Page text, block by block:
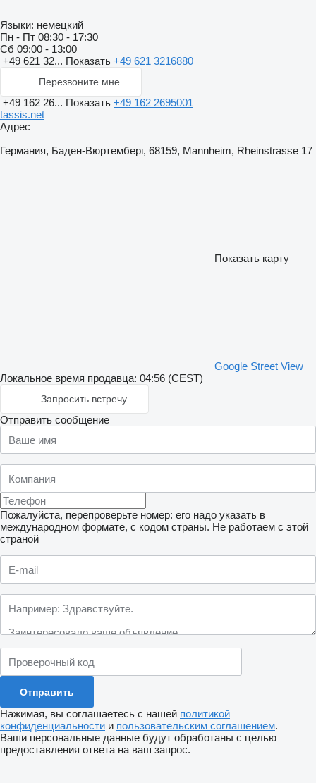
Языки: немецкий
Пн - Пт 08:30 - 17:30
Сб 09:00 - 13:00
+49 621 32... Показать +49 621 3216880
Перезвоните мне
+49 162 26... Показать +49 162 2695001
tassis.net
Адрес
Германия, Баден-Вюртемберг, 68159, Mannheim, Rheinstrasse 17
Показать карту
Google Street View
Локальное время продавца: 04:56 (CEST)
Запросить встречу
Отправить сообщение
Пожалуйста, перепроверьте номер: его надо указать в
международном формате, с кодом страны. Не работаем с этой
страной
Нажимая, вы соглашаетесь с нашей политикой
конфиденциальности и пользовательским соглашением.
Ваши персональные данные будут обработаны с целью
предоставления ответа на ваш запрос.